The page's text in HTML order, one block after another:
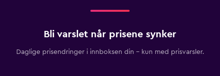
Bli varslet når prisene synker
Daglige prisendringer i innboksen din – kun med prisvarsler.